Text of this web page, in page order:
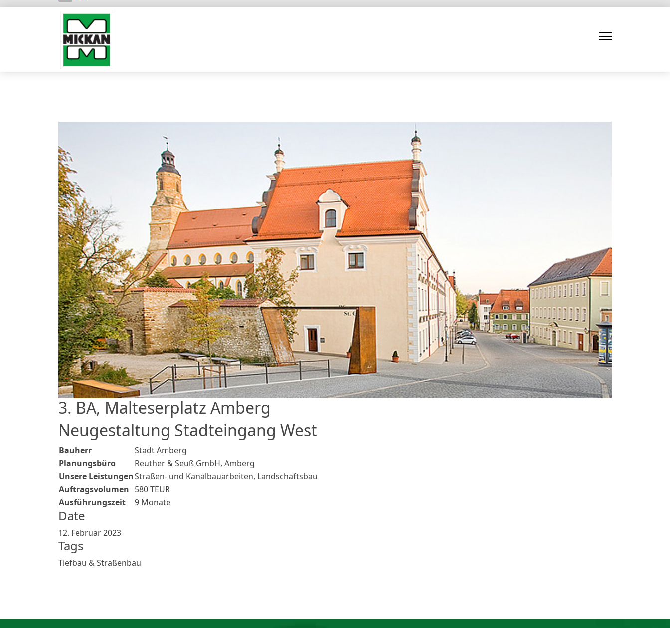
3. BA, Malteserplatz Amberg
Neugestaltung Stadteingang West
Bauherr
Stadt Amberg
Planungsbüro
Reuther & Seuß GmbH, Amberg
Unsere LeistungenStraßen- und Kanalbauarbeiten, Landschaftsbau
Auftragsvolumen 580 TEUR
Ausführungszeit
9 Monate
Date
12. Februar 2023
Tags
Tiefbau & Straßenbau